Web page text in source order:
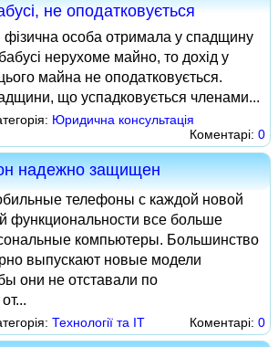
не оподатковується
особа отримала у спадщину
нерухоме майно, то дохід у
майна не оподатковується.
що успадковується членами...
Юридична консультація
Коментарі: 0
надежно защищен
телефоны с каждой новой
функциональности все больше
компьютеры. Большинство
выпускают новые модели
они не отставали по
Технології та ІТ Коментарі: 0